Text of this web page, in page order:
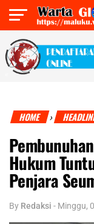
HOME ›
Hukum
Penjara
By Redaksi - Minggu,